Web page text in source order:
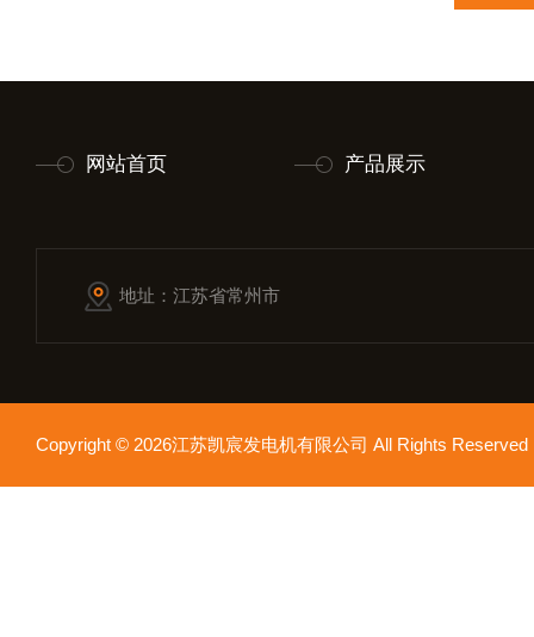
网站首页 产品展示
地址：江苏省常州市
Copyright © 2026江苏凯宸发电机有限公司 All Rights